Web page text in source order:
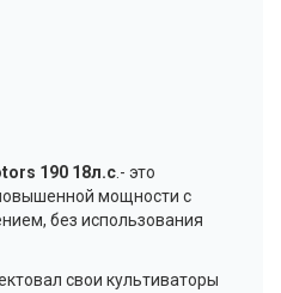
190 18л.с .- это
мощности с
без использования
свои культиваторы